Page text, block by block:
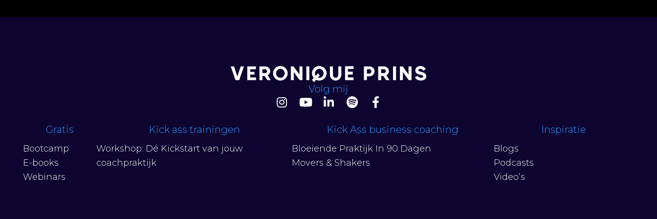
Volg mij
Gratis
Bootcamp
E-books
Webinars
Kick ass trainingen
Workshop: Dé Kickstart van jouw
coachpraktijk
Kick Ass business coaching
Bloeiende Praktijk In 90 Dagen
Movers & Shakers
Inspiratie
Blogs
Podcasts
Video’s